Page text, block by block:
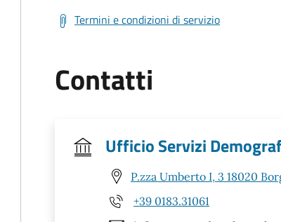
Termini e condizioni di servizio
Contatti
Ufficio Servizi
P.zza Umberto I, 3 18020
+39 0183.31061